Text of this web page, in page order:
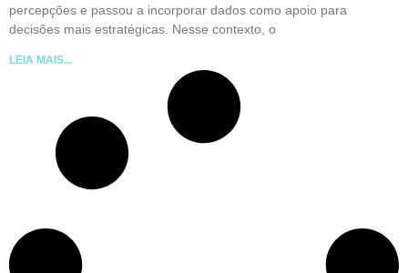
percepções e passou a incorporar dados como apoio para
decisões mais estratégicas. Nesse contexto, o
LEIA MAIS...